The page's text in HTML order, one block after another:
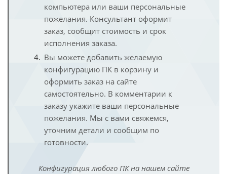
компьютера или ваши персональные
пожелания. Консультант оформит
заказ, сообщит стоимость и срок
исполнения заказа.
Вы можете добавить желаемую
конфигурацию ПК в корзину и
оформить заказ на сайте
самостоятельно. В комментарии к
заказу укажите ваши персональные
пожелания. Мы с вами свяжемся,
уточним детали и сообщим по
готовности.
Конфигурация любого ПК на нашем сайте